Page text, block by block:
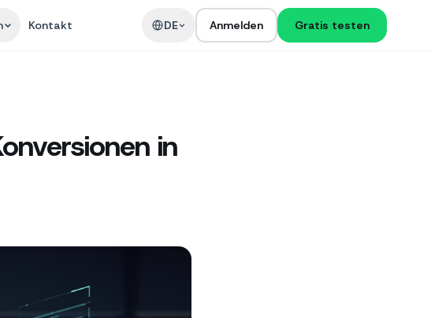
Kontakt DE Anmelden Gratis testen
in